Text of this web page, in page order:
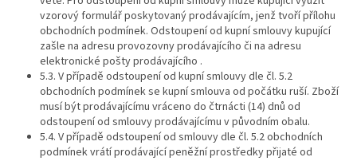
vzorový formulář poskytovaný prodávajícím, jenž tvoří přílohu
obchodních podmínek. Odstoupení od kupní smlouvy kupující
zašle na adresu provozovny prodávajícího či na adresu
elektronické pošty prodávajícího .
5.3. V případě odstoupení od kupní smlouvy dle čl. 5.2
obchodních podmínek se kupní smlouva od počátku ruší. Zboží
musí být prodávajícímu vráceno do čtrnácti (14) dnů od
odstoupení od smlouvy prodávajícímu v původním obalu.
5.4. V případě odstoupení od smlouvy dle čl. 5.2 obchodních
podmínek vrátí prodávající peněžní prostředky přijaté od